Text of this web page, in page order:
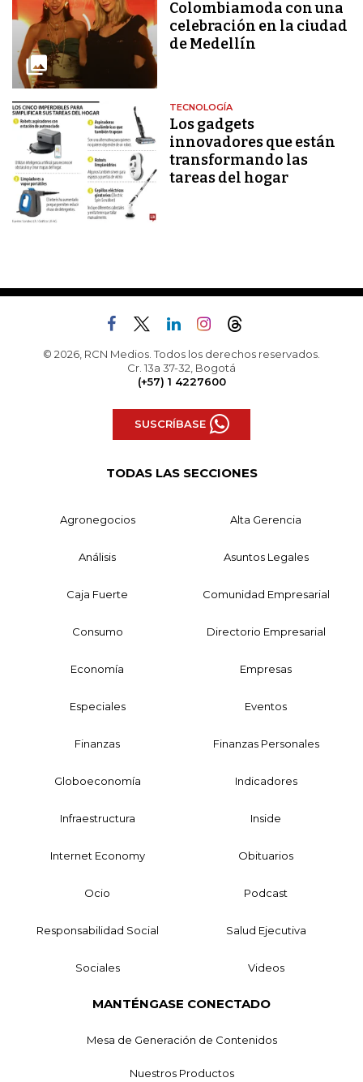
Colombiamoda con una
celebración en la ciudad
de Medellín
TECNOLOGÍA
Los gadgets
innovadores que están
transformando las
tareas del hogar
© 2026, RCN Medios. Todos los derechos reservados.
Cr. 13a 37-32, Bogotá
(+57) 1 4227600
SUSCRÍBASE
TODAS LAS SECCIONES
Agronegocios Alta Gerencia
Análisis Asuntos Legales
Caja Fuerte Comunidad Empresarial
Consumo Directorio Empresarial
Economía Empresas
Especiales Eventos
Finanzas Finanzas Personales
Globoeconomía Indicadores
Infraestructura Inside
Internet Economy Obituarios
Ocio Podcast
Responsabilidad Social Salud Ejecutiva
Sociales Videos
MANTÉNGASE CONECTADO
Mesa de Generación de Contenidos
Nuestros Productos